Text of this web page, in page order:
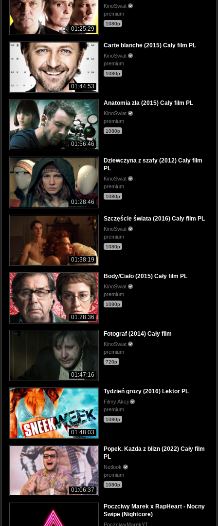
01:25:29
KinoSwiat
premium
1080p
01:44:53
Carte blanche (2015) Cały film PL
KinoSwiat
premium
1080p
01:56:46
Anatomia zła (2015) Cały film PL
KinoSwiat
premium
1080p
01:28:46
Dziewczyna z szafy (2012) Cały film
PL
KinoSwiat
premium
1080p
01:38:19
Szczęście świata (2016) Cały film PL
KinoSwiat
premium
1080p
01:28:36
Body/Ciało (2015) Cały film PL
KinoSwiat
premium
1080p
01:47:16
Fotograf (2014) Cały film
KinoSwiat
premium
720p
01:48:03
Tydzień grozy (2016) Lektor PL
Filmy Akcji
premium
1080p
01:06:37
Popek. Każda z blizn (2022) Cały film
PL
Netlook
premium
1080p
Poczciwy Marek x RapHeart - Nocny
Swipe (Nightcore)
PoczciwyMarekYT